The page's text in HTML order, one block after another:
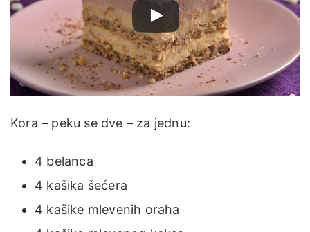
Kora – peku se dve – za jednu:
4 belanca
4 kašika šećera
4 kašike mlevenih oraha